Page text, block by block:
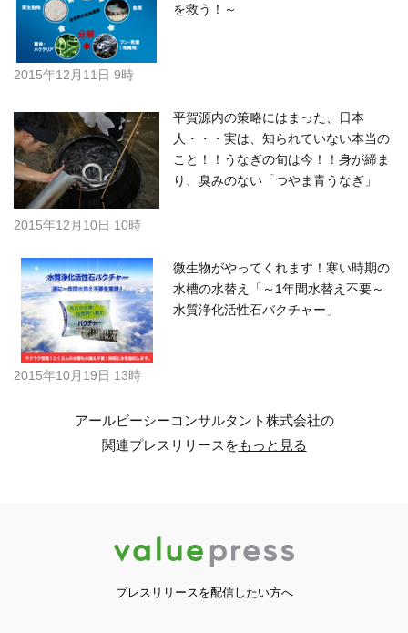
を救う！～
2015年12月11日 9時
平賀源内の策略にはまった、日本
人・・・実は、知られていない本当の
こと！！うなぎの旬は今！！身が締ま
り、臭みのない「つやま青うなぎ」
2015年12月10日 10時
微生物がやってくれます！寒い時期の
水槽の水替え「～1年間水替え不要～
水質浄化活性石バクチャー」
2015年10月19日 13時
アールビーシーコンサルタント株式会社の
関連プレスリリースをもっと見る
プレスリリースを配信したい方へ